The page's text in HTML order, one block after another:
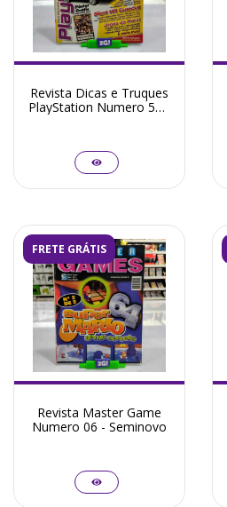
Revista Dicas e Truques
PlayStation Numero 59 -
FRETE GRÁTIS
Revista Master Game
Numero 06 - Seminovo